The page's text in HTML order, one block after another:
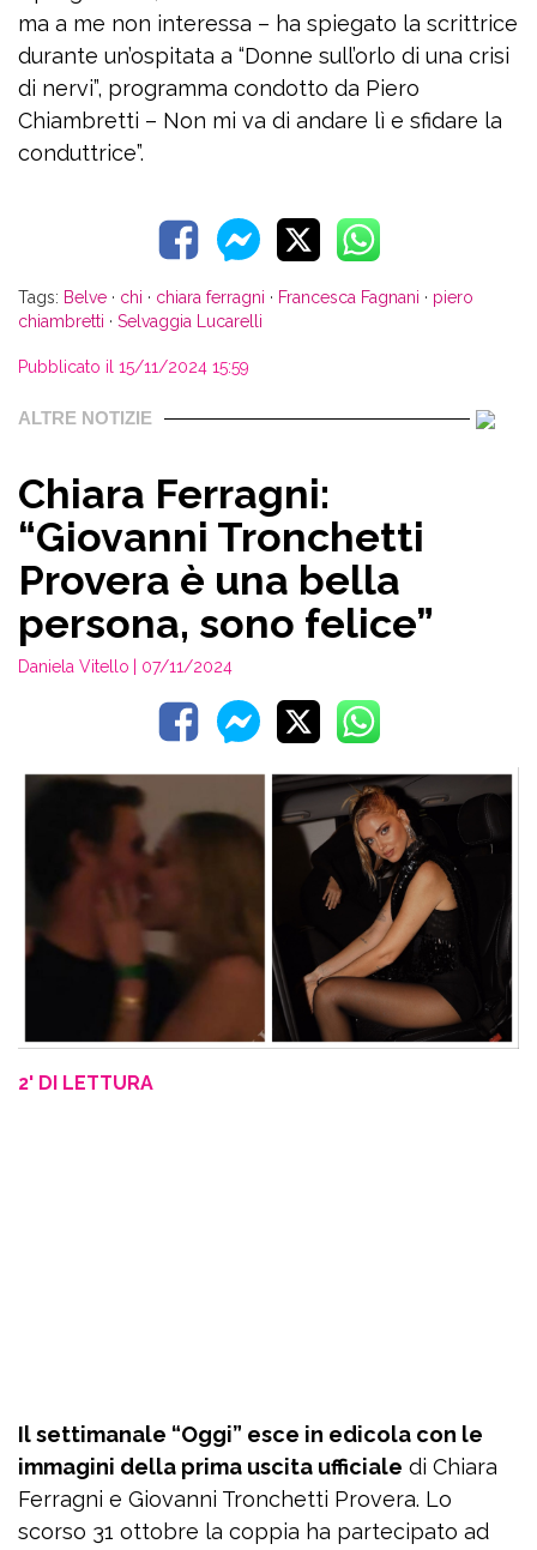
ma a me non interessa – ha spiegato la scrittrice
durante un’ospitata a “Donne sull’orlo di una crisi
di nervi”, programma condotto da Piero
Chiambretti – Non mi va di andare lì e sfidare la
conduttrice”.
Tags: Belve · chi · chiara ferragni · Francesca Fagnani · piero
chiambretti · Selvaggia Lucarelli
Pubblicato il 15/11/2024 15:59
ALTRE NOTIZIE
Chiara Ferragni:
“Giovanni Tronchetti
Provera è una bella
persona, sono felice”
Daniela Vitello | 07/11/2024
2' DI LETTURA
Il settimanale “Oggi” esce in edicola con le
immagini della prima uscita ufficiale di Chiara
Ferragni e Giovanni Tronchetti Provera. Lo
scorso 31 ottobre la coppia ha partecipato ad